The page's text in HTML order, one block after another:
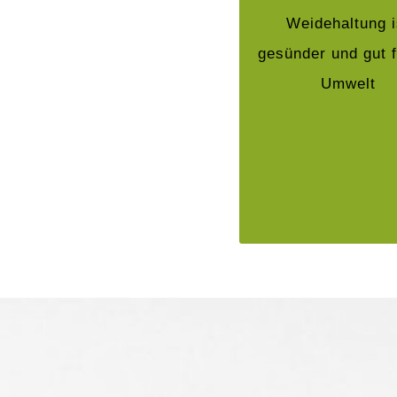
Weidehaltung
gesünder und gut
Umwelt
unseren Weiden.
Artgerechte